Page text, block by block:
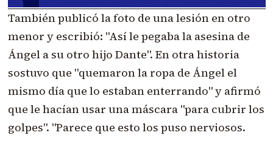
También publicó la foto de una lesión en otro
menor y escribió: "Así le pegaba la asesina de
Ángel a su otro hijo Dante". En otra historia
sostuvo que "quemaron la ropa de Ángel el
mismo día que lo estaban enterrando" y afirmó
que le hacían usar una máscara "para cubrir los
golpes". "Parece que esto los puso nerviosos.